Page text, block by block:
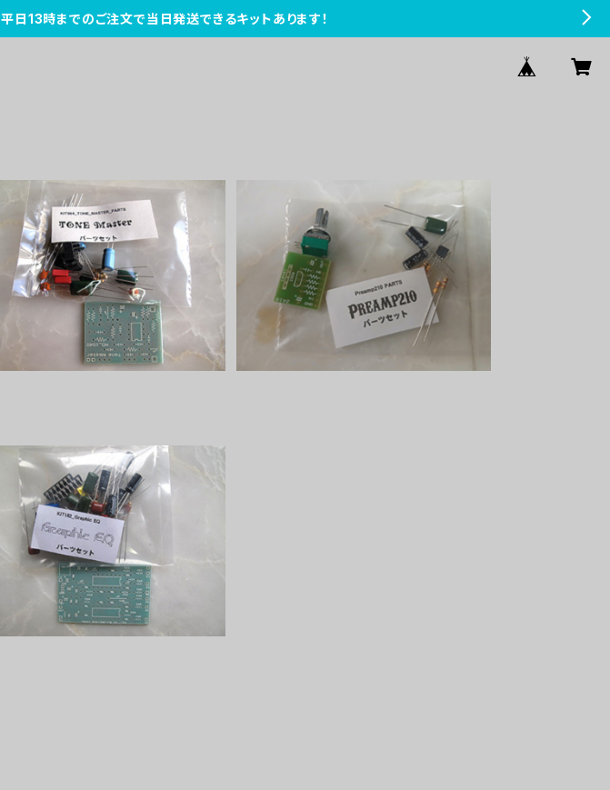
平日13時までのご注文で当日発送できるキットあります！
Tone Masterパーツセット
¥2,500
Preamp210パーツセット
¥1,100
Graphic EQパーツセット
¥4,000